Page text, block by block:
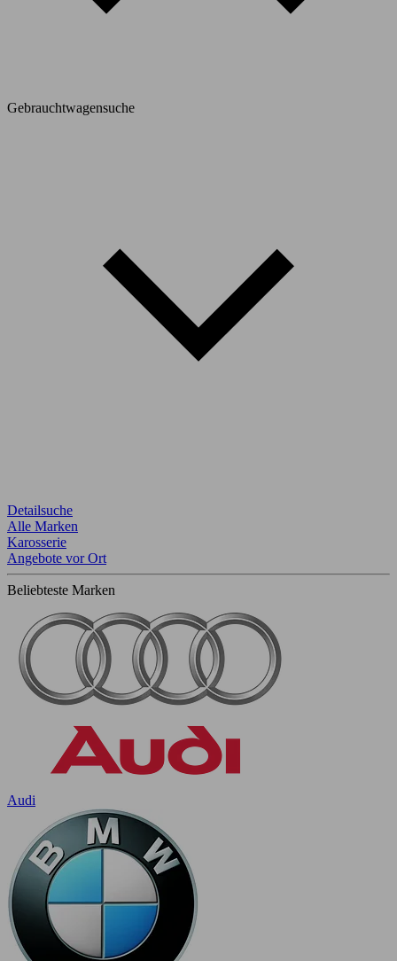
Gebrauchtwagensuche
Detailsuche
Alle Marken
Karosserie
Angebote vor Ort
Beliebteste Marken
Audi